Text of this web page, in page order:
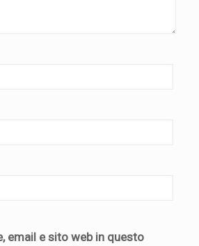
email e sito web in questo